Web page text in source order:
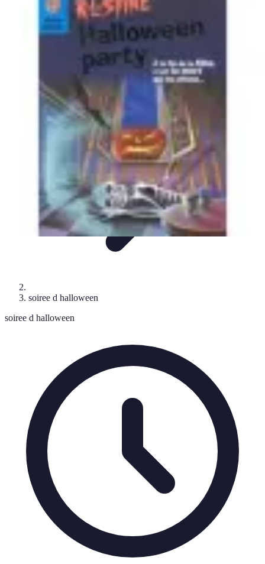
Soirée d'Halloween
soiree d halloween
DécorationOrganisation Tendances
Soirée d'Halloween
soiree d halloween
soiree d halloween